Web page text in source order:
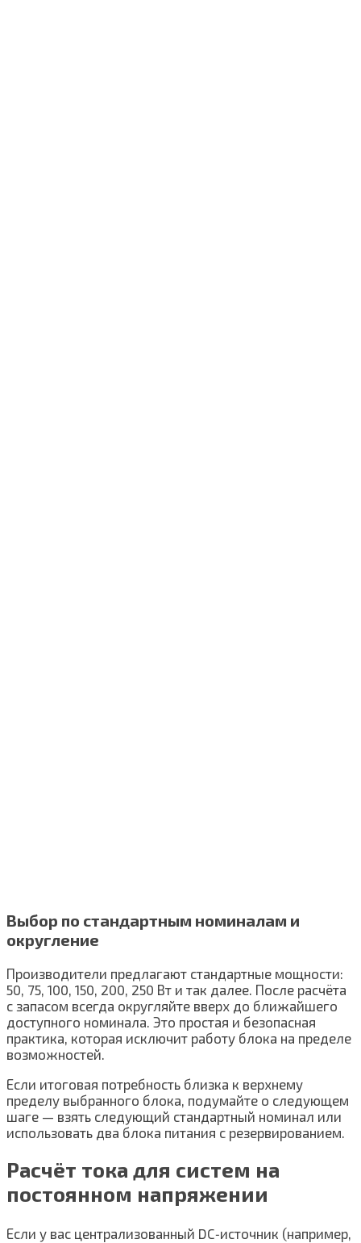
Выбор по стандартным номиналам и
округление
Производители предлагают стандартные мощности:
50, 75, 100, 150, 200, 250 Вт и так далее. После расчёта
с запасом всегда округляйте вверх до ближайшего
доступного номинала. Это простая и безопасная
практика, которая исключит работу блока на пределе
возможностей.
Если итоговая потребность близка к верхнему
пределу выбранного блока, подумайте о следующем
шаге — взять следующий стандартный номинал или
использовать два блока питания с резервированием.
Расчёт тока для систем на
постоянном напряжении
Если у вас централизованный DC‑источник (например,